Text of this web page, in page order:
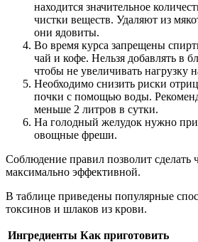
находится значительное
чистки веществ. Удаляют из
они ядовиты.
Во время курса запрещены
чай и кофе. Нельзя добавлять в
чтобы не увеличивать нагрузку
Необходимо снизить риски
почки с помощью воды.
меньше 2 литров в сутки.
На голодный желудок нужно
овощные фреши.
Соблюдение правил позволит сделать
максимально эффективной.
В таблице приведены популярные
токсинов и шлаков из крови.
Ингредиенты Как приготовить